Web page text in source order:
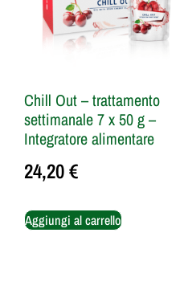
Chill Out – trattamento
settimanale 7 x 50 g –
Integratore alimentare
24,20€
Aggiungi al carrello